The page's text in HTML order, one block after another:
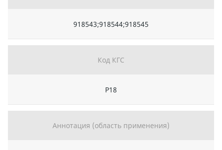
918543;918544;918545
Код КГС
Р18
Аннотация (область применения)